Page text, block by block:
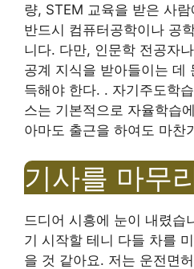
량, STEM 교육을 받은 사
반드시 컴퓨터공학이나 공
니다. 다만, 인문학 전공자
공계 지식을 받아들이는 데
득해야 한다. . 자기주도학
스는 기본적으로 자율학습
아마도 출근을 하여도 마찬
기사를 마무
드디어 시흥에 눈이 내렸습
기 시작할 테니 다들 차를
을 것 같아요. 저는 운전면